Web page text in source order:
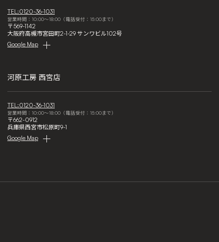
TEL:0120-36-1031
営業時間：10:00～18:00（電話受付：15:00まで）
〒569-1142
大阪府高槻市宮田町2-1-29 サンワビル102号
Google Map
河原工房 西宮店
TEL:0120-36-1031
営業時間：10:00～18:00（電話受付：15:00まで）
〒662-0912
兵庫県西宮市松原町9-1
Google Map